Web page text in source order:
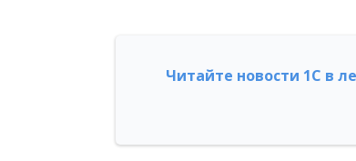
Читайте новости 1С в